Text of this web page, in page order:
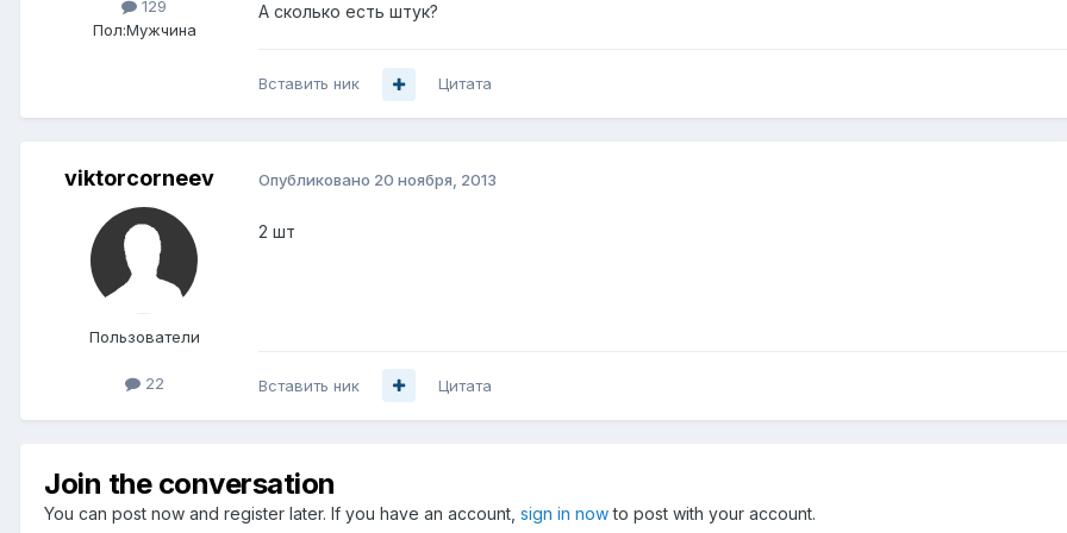
129
Пол:Мужчина
А сколько есть штук?
Вставить ник Цитата
viktorcorneev
Пользователи
22
Опубликовано 20 ноября, 2013
2 шт
Вставить ник Цитата
Join the conversation
You can post now and register later. If you have an account, sign in nowto post with your account.